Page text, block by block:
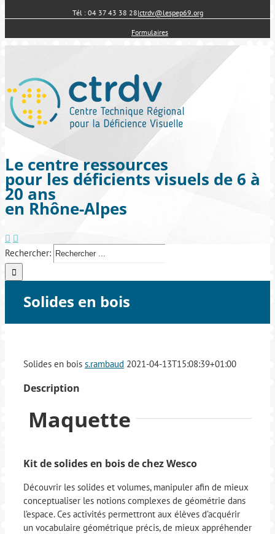
Tél : 04 37 43 38 28|ctrdv@lespep69.org
Formulaires
Le centre ressources
pour les déficients visuels de 6 à
20 ans
en Rhône-Alpes
Rechercher:
Solides en bois
Solides en bois s.rambaud 2021-04-13T15:08:39+01:00
Description
Maquette
Kit de solides en bois de chez Wesco
Découvrir les solides et volumes, manipuler afin de mieux
conceptualiser les notions complexes de géométrie dans
l’espace. Ces activités permettront aux élèves d’acquérir
un vocabulaire géométrique précis, de mieux appréhender